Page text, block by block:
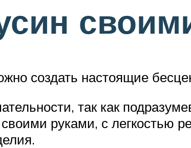
создать настоящие
так как
руками, с легкостью